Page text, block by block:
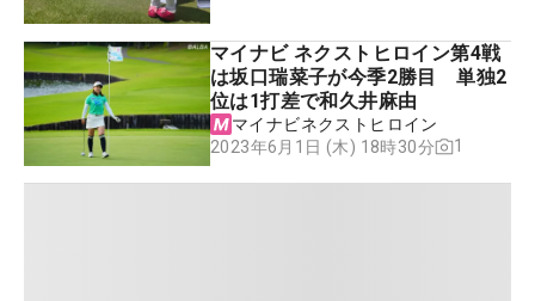
マイナビ ネクストヒロイン第4戦
は坂口瑞菜子が今季2勝目 単独2
位は1打差で和久井麻由
マイナビネクストヒロイン
2023年6月1日 (木) 18時30分
1